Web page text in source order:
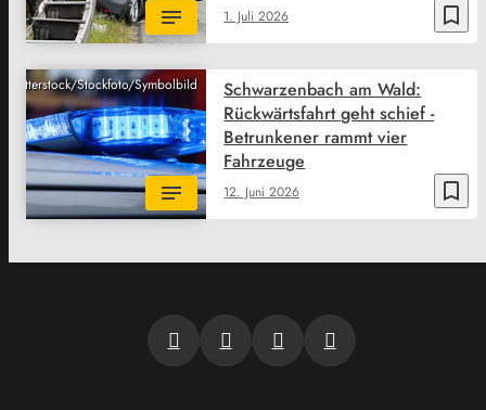
bookmark_border
1. Juli 2026
Shutterstock/Stockfoto/Symbolbild
bookmark_border
12. Juni 2026
Schwarzenbach am Wald:
Rückwärtsfahrt geht schief -
Betrunkener rammt vier
Fahrzeuge